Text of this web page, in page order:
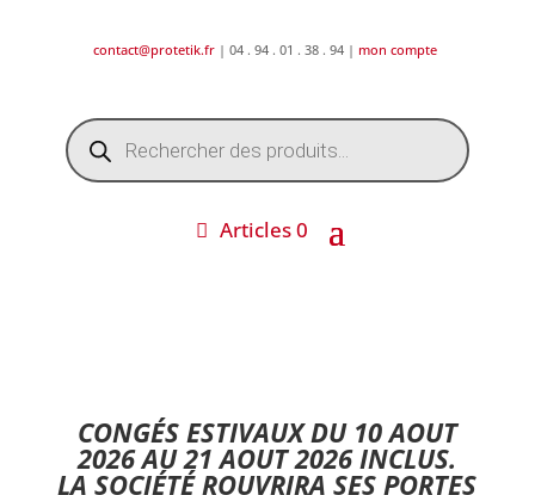
contact@protetik.fr | 04 . 94 . 01 . 38 . 94 | mon compte
Recherche
de
produits
Articles 0
CONGÉS ESTIVAUX DU 10 AOUT
2026 AU 21 AOUT 2026 INCLUS.
LA SOCIÉTÉ ROUVRIRA SES PORTES